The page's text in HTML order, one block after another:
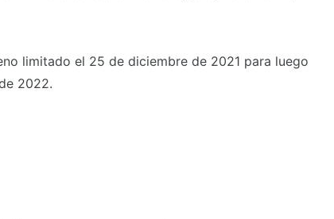
limitado el 25 de diciembre de 2021 para luego
2022.